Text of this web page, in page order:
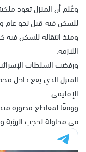
وعُلم أن المنزل تعود
للسكن فيه قبل نحو عام
ومنذ انتقاله للسكن
اللازمة.
ورفضت السلطات
المنزل الذي يقع داخل
الإقليمي.
ووفقًا لمقاطع مصورة
في محاولة لحجب الرؤية